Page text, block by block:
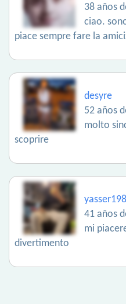
38 años
ciao.
piace sempre fare la
desyre
52 años
molto
scoprire
41 años
mi
divertimento